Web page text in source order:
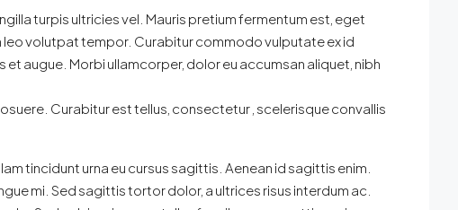
turpis ultricies vel. Mauris pretium fermentum est, eget
volutpat tempor. Curabitur commodo vulputate ex id
augue. Morbi ullamcorper, dolor eu accumsan aliquet, nibh
Curabitur est tellus, consectetur , scelerisque convallis
tincidunt urna eu cursus sagittis. Aenean id sagittis enim.
mi. Sed sagittis tortor dolor, a ultrices risus interdum ac.